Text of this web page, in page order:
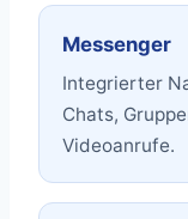
Messenger
Integrierter
Chats,
Videoanrufe.